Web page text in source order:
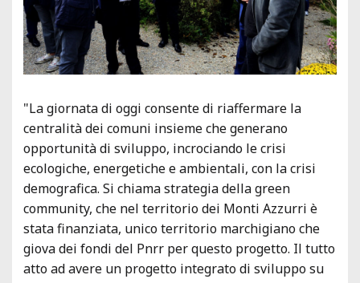
"La giornata di oggi consente di riaffermare la
centralità dei comuni insieme che generano
opportunità di sviluppo, incrociando le crisi
ecologiche, energetiche e ambientali, con la crisi
demografica. Si chiama strategia della green
community, che nel territorio dei Monti Azzurri è
stata finanziata, unico territorio marchigiano che
giova dei fondi del Pnrr per questo progetto. Il tutto
atto ad avere un progetto integrato di sviluppo su